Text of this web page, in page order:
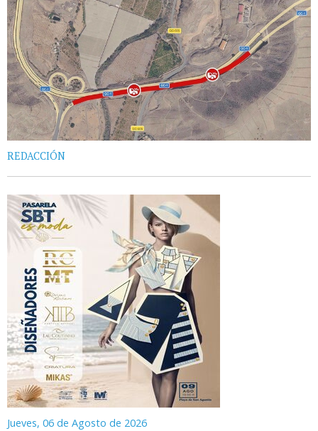
REDACCIÓN
Jueves, 06 de Agosto de 2026